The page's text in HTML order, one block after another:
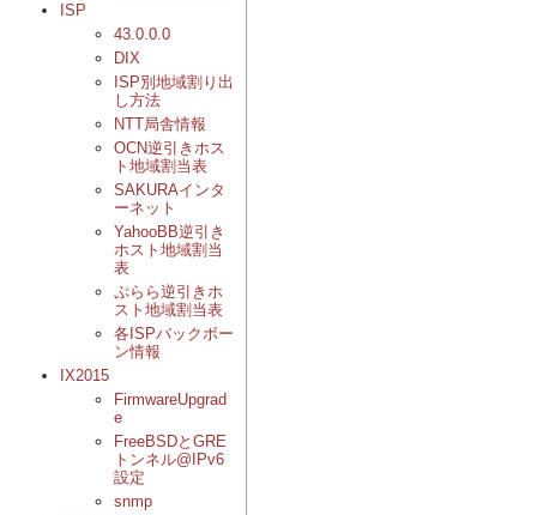
ISP
43.0.0.0
DIX
ISP別地域割り出
し方法
NTT局舎情報
OCN逆引きホス
ト地域割当表
SAKURAインタ
ーネット
YahooBB逆引き
ホスト地域割当
表
ぷらら逆引きホ
スト地域割当表
各ISPバックボー
ン情報
IX2015
FirmwareUpgrad
e
FreeBSDとGRE
トンネル@IPv6
設定
snmp